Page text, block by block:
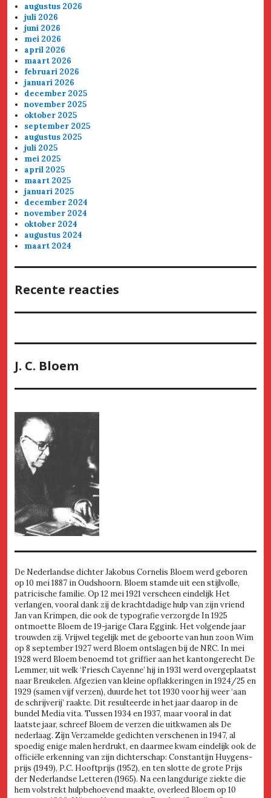
augustus 2026
juli 2026
juni 2026
mei 2026
april 2026
maart 2026
februari 2026
januari 2026
december 2025
november 2025
oktober 2025
september 2025
augustus 2025
juli 2025
mei 2025
april 2025
maart 2025
januari 2025
december 2024
november 2024
oktober 2024
augustus 2024
maart 2024
Recente reacties
J. C. Bloem
De Nederlandse dichter Jakobus Cornelis Bloem werd geboren
op 10 mei 1887 in Oudshoorn. Bloem stamde uit een stijlvolle,
patricische familie. Op 12 mei 1921 verscheen eindelijk Het
verlangen, vooral dank zij de krachtdadige hulp van zijn vriend
Jan van Krimpen, die ook de typografie verzorgde In 1925
ontmoette Bloem de 19-jarige Clara Eggink. Het volgende jaar
trouwden zij. Vrijwel tegelijk met de geboorte van hun zoon Wim
op 8 september 1927 werd Bloem ontslagen bij de NRC. In mei
1928 werd Bloem benoemd tot griffier aan het kantongerecht De
Lemmer, uit welk ‘Friesch Cayenne’ hij in 1931 werd overgeplaatst
naar Breukelen. Afgezien van kleine opflakkeringen in 1924/25 en
1929 (samen vijf verzen), duurde het tot 1930 voor hij weer ‘aan
de schrijverij’ raakte. Dit resulteerde in het jaar daarop in de
bundel Media vita. Tussen 1934 en 1937, maar vooral in dat
laatste jaar, schreef Bloem de verzen die uitkwamen als De
nederlaag. Zijn Verzamelde gedichten verschenen in 1947, al
spoedig enige malen herdrukt, en daarmee kwam eindelijk ook de
officiële erkenning van zijn dichterschap: Constantijn Huygens-
prijs (1949), P.C. Hooftprijs (1952), en ten slotte de grote Prijs
der Nederlandse Letteren (1965). Na een langdurige ziekte die
hem volstrekt hulpbehoevend maakte, overleed Bloem op 10